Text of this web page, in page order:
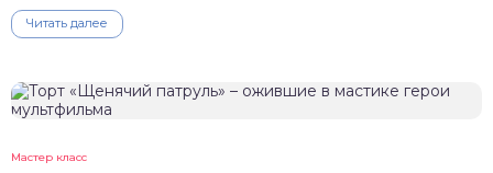
Читать далее
Мастер класс